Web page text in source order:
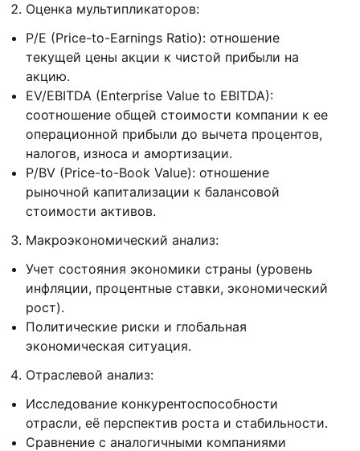
Оценка мультипликаторов:
P/E (Price-to-Earnings Ratio): отношение
текущей цены акции к чистой прибыли на
акцию.
EV/EBITDA (Enterprise Value to EBITDA):
соотношение общей стоимости компании к ее
операционной прибыли до вычета процентов,
налогов, износа и амортизации.
P/BV (Price-to-Book Value): отношение
рыночной капитализации к балансовой
стоимости активов.
Макроэкономический анализ:
Учет состояния экономики страны (уровень
инфляции, процентные ставки, экономический
рост).
Политические риски и глобальная
экономическая ситуация.
Отраслевой анализ:
Исследование конкурентоспособности
отрасли, её перспектив роста и стабильности.
Сравнение с аналогичными компаниями